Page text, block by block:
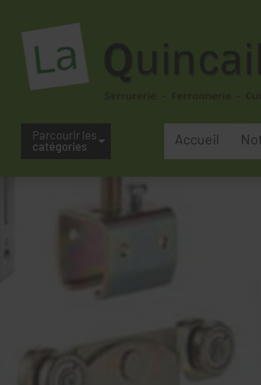
Parcourir les
catégories
Accueil